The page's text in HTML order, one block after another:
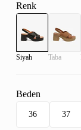
Renk
Siyah Taba
Beden
36 37